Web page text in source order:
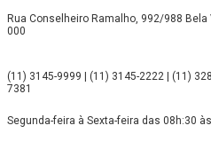
Rua Conselheiro Ramalho, 992/988 Bela
000
(11) 3145-9999 | (11) 3145-2222 | (11)
7381
Segunda-feira à Sexta-feira das 08h:30